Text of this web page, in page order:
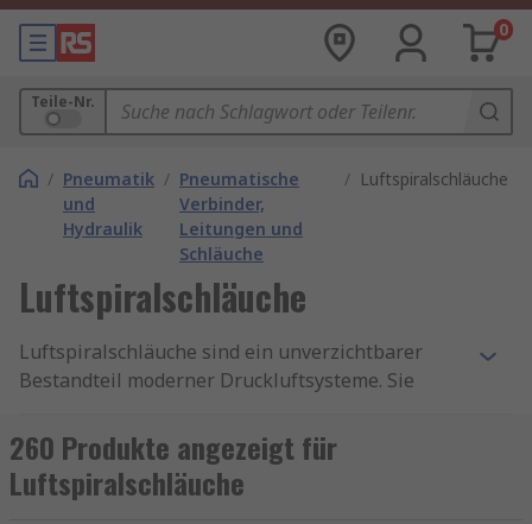
0
Teile-Nr.
/ Pneumatik
und
Hydraulik
/ Pneumatische
Verbinder,
Leitungen und
Schläuche
/ Luftspiralschläuche
Luftspiralschläuche
Luftspiralschläuche sind ein unverzichtbarer
Bestandteil moderner Druckluftsysteme. Sie
hohe Flexibilität und lange Lebensdauer aus.
Dank ihrer spiralförmigen Struktur lassen sich
diese Schläuche platzsparend einsetzen und
260 Produkte angezeigt für
Luftspiralschläuche